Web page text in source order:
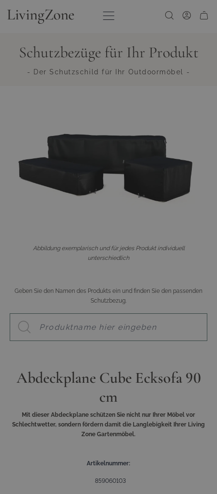
Schutzbezüge für Ihr Produkt
- Der Schutzschild für Ihr Outdoormöbel -
Abbildung exemplarisch und für jedes Produkt individuell
unterschiedlich
Geben Sie den Namen des Produkts ein und finden Sie den passenden
Schutzbezug.
Abdeckplane Cube Ecksofa 90
cm
Mit dieser Abdeckplane schützen Sie nicht nur Ihrer Möbel vor
Schlechtwetter, sondern fördern damit die Langlebigkeit Ihrer Living
Zone Gartenmöbel.
Artikelnummer
859060103